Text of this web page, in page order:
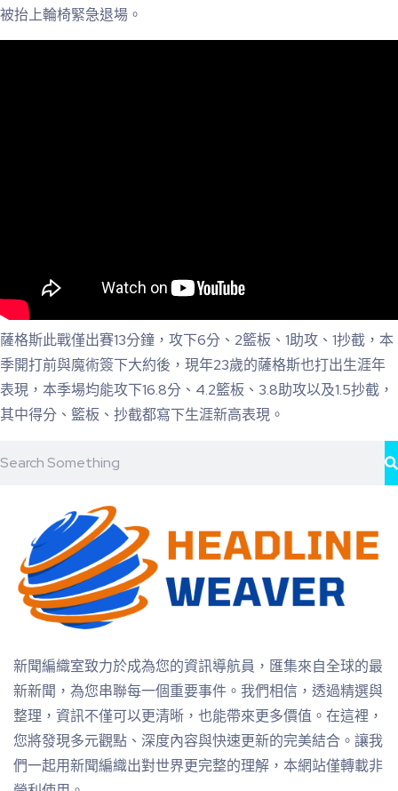
被抬上輪椅緊急退場。
薩格斯此戰僅出賽13分鐘，攻下6分、2籃板、1助攻、1抄截，本
季開打前與魔術簽下大約後，現年23歲的薩格斯也打出生涯年
表現，本季場均能攻下16.8分、4.2籃板、3.8助攻以及1.5抄截，
其中得分、籃板、抄截都寫下生涯新高表現。
新聞編織室致力於成為您的資訊導航員，匯集來自全球的最
新新聞，為您串聯每一個重要事件。我們相信，透過精選與
整理，資訊不僅可以更清晰，也能帶來更多價值。在這裡，
您將發現多元觀點、深度內容與快速更新的完美結合。讓我
們一起用新聞編織出對世界更完整的理解，本網站僅轉載非